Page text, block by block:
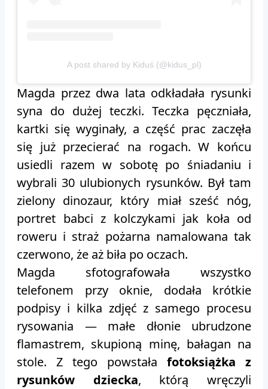
A post shared by Kiduś (@kidus_pl)
Magda przez dwa lata odkładała rysunki
syna do dużej teczki. Teczka pęczniała,
kartki się wyginały, a część prac zaczęła
się już przecierać na rogach. W końcu
usiedli razem w sobotę po śniadaniu i
wybrali 30 ulubionych rysunków. Był tam
zielony dinozaur, który miał sześć nóg,
portret babci z kolczykami jak koła od
roweru i straż pożarna namalowana tak
czerwono, że aż biła po oczach.
Magda sfotografowała wszystko
telefonem przy oknie, dodała krótkie
podpisy i kilka zdjęć z samego procesu
rysowania — małe dłonie ubrudzone
flamastrem, skupioną minę, bałagan na
stole. Z tego powstała fotoksiążka z
rysunków dziecka, którą wręczyli